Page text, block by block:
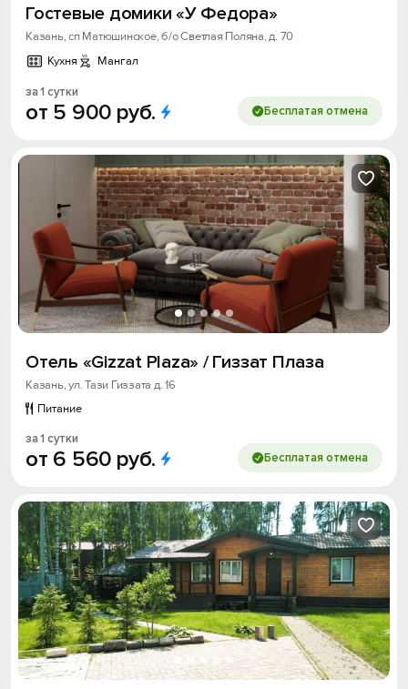
Гостевые домики «У Федора»
Казань, сп Матюшинское, б/о Светлая Поляна, д. 70
Кухня
Мангал
за 1 сутки
от 5 900 руб. Бесплатая отмена
Отель «Gizzat Plaza» / Гиззат Плаза
Казань, ул. Тази Гиззата д. 16
Питание
за 1 сутки
от 6 560 руб. Бесплатая отмена